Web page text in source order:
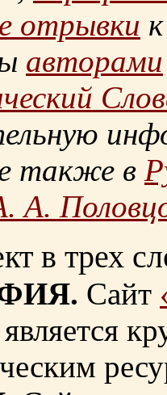
отрывки
авторами
также в
А.
в трех
Сайт
является